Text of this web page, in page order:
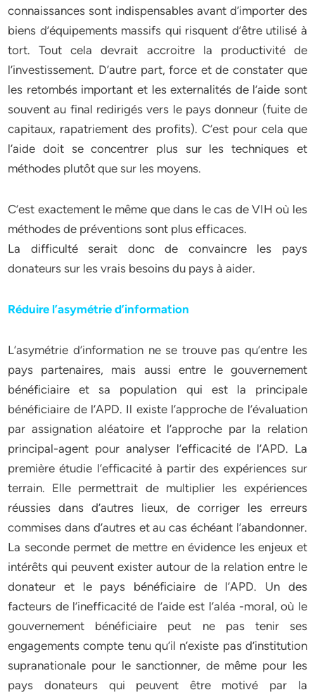
connaissances sont indispensables avant d’importer des
biens d’équipements massifs qui risquent d’être utilisé à
tort. Tout cela devrait accroitre la productivité de
l’investissement. D’autre part, force et de constater que
les retombés important et les externalités de l’aide sont
souvent au final redirigés vers le pays donneur (fuite de
capitaux, rapatriement des profits). C’est pour cela que
l’aide doit se concentrer plus sur les techniques et
méthodes plutôt que sur les moyens.
C’est exactement le même que dans le cas de VIH où les
méthodes de préventions sont plus efficaces.
La difficulté serait donc de convaincre les pays
donateurs sur les vrais besoins du pays à aider.
Réduire l’asymétrie d’information
L’asymétrie d’information ne se trouve pas qu’entre les
pays partenaires, mais aussi entre le gouvernement
bénéficiaire et sa population qui est la principale
bénéficiaire de l’APD. Il existe l’approche de l’évaluation
par assignation aléatoire et l’approche par la relation
principal-agent pour analyser l’efficacité de l’APD. La
première étudie l’efficacité à partir des expériences sur
terrain. Elle permettrait de multiplier les expériences
réussies dans d’autres lieux, de corriger les erreurs
commises dans d’autres et au cas échéant l’abandonner.
La seconde permet de mettre en évidence les enjeux et
intérêts qui peuvent exister autour de la relation entre le
donateur et le pays bénéficiaire de l’APD. Un des
facteurs de l’inefficacité de l’aide est l’aléa -moral, où le
gouvernement bénéficiaire peut ne pas tenir ses
engagements compte tenu qu’il n’existe pas d’institution
supranationale pour le sanctionner, de même pour les
pays donateurs qui peuvent être motivé par la